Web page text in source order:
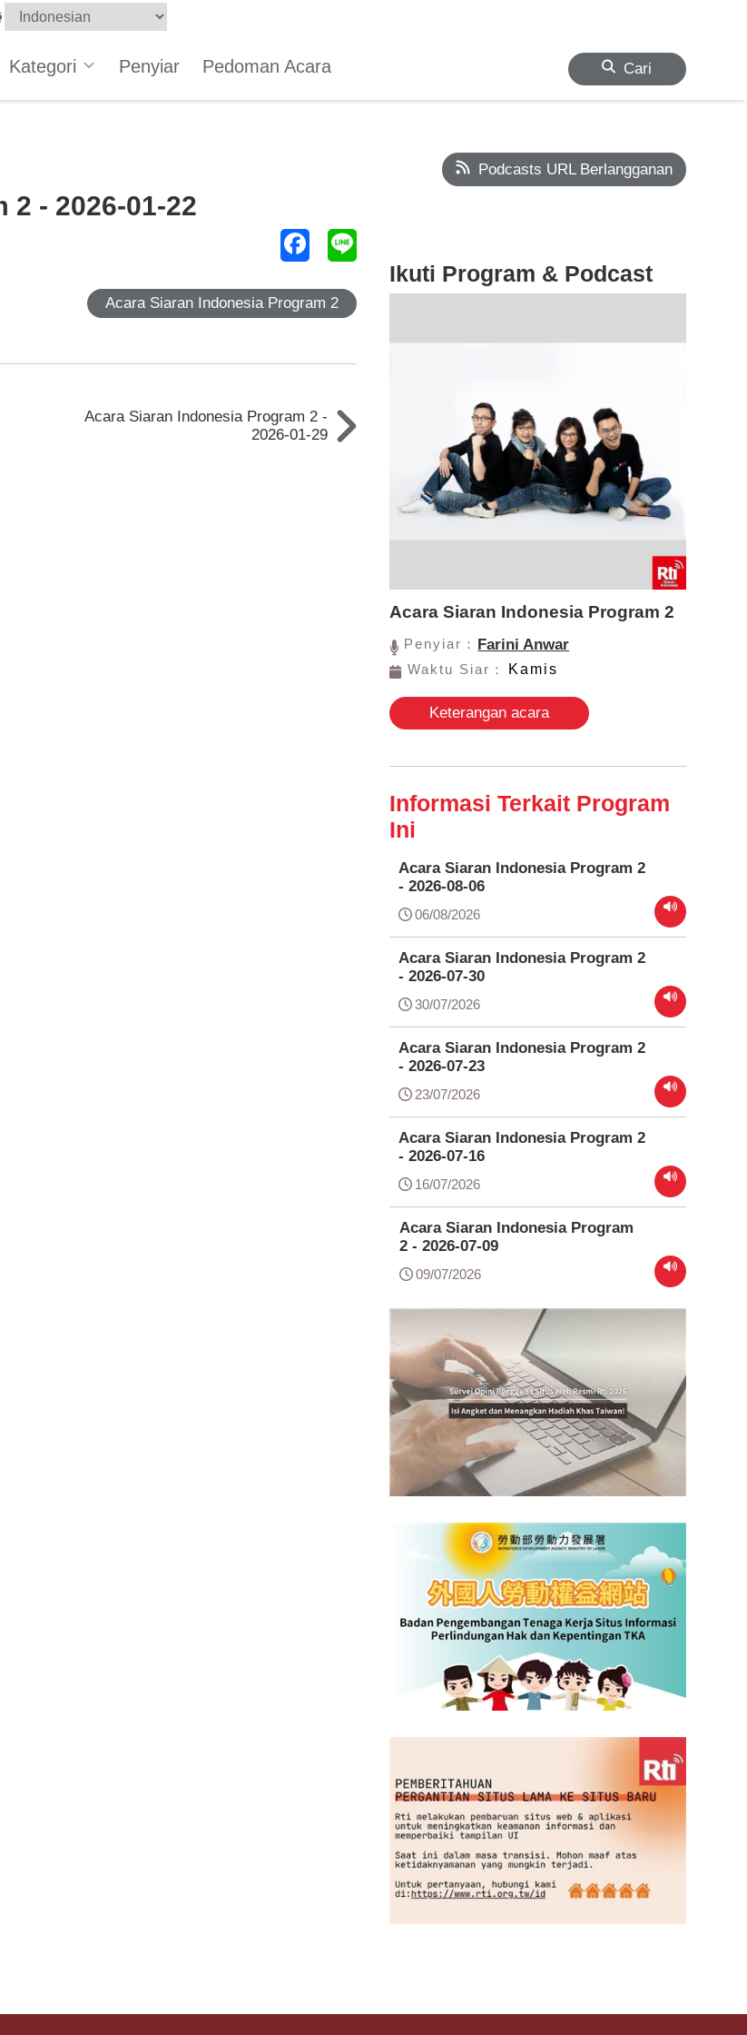
Kategori Penyiar Pedoman Acara Cari
- 2026-01-22
Acara Siaran Indonesia Program 2
Acara Siaran Indonesia Program 2 -
2026-01-29
Podcasts URL Berlangganan
Ikuti Program & Podcast
Acara Siaran Indonesia Program 2
Penyiar： Farini Anwar
Waktu Siar： Kamis
Keterangan acara
Informasi Terkait Program
Ini
Acara Siaran Indonesia Program 2
- 2026-08-06
06/08/2026
Acara Siaran Indonesia Program 2
- 2026-07-30
30/07/2026
Acara Siaran Indonesia Program 2
- 2026-07-23
23/07/2026
Acara Siaran Indonesia Program 2
- 2026-07-16
16/07/2026
Acara Siaran Indonesia Program
2 - 2026-07-09
09/07/2026